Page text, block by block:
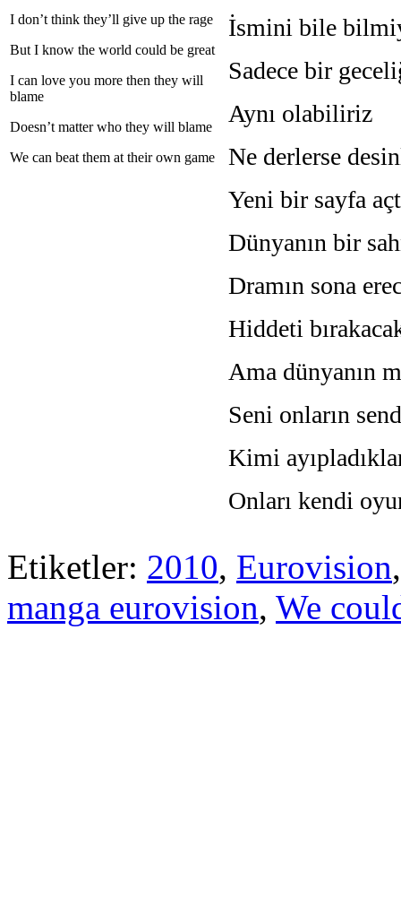
I don’t think they’ll give up the rage
But I know the world could be great
I can love you more then they will
blame
Doesn’t matter who they will blame
We can beat them at their own game
İsmini bile
Sadece bir
Aynı olabiliriz
Ne derlerse
Yeni bir sayfa
Dünyanın bir
Dramın sona
Hiddeti
Ama dünyanın
Seni onların
Kimi
Onları kendi
Etiketler: 2010, Eurovision
manga eurovision, We